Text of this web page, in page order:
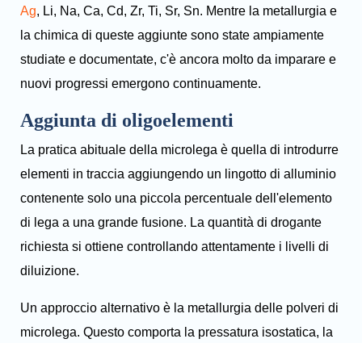
Ag, Li, Na, Ca, Cd, Zr, Ti, Sr, Sn. Mentre la metallurgia e
la chimica di queste aggiunte sono state ampiamente
studiate e documentate, c'è ancora molto da imparare e
nuovi progressi emergono continuamente.
Aggiunta di oligoelementi
La pratica abituale della microlega è quella di introdurre
elementi in traccia aggiungendo un lingotto di alluminio
contenente solo una piccola percentuale dell'elemento
di lega a una grande fusione. La quantità di drogante
richiesta si ottiene controllando attentamente i livelli di
diluizione.
Un approccio alternativo è la metallurgia delle polveri di
microlega. Questo comporta la pressatura isostatica, la